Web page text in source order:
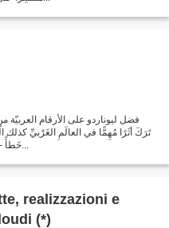
فضل ليوناردو على الأرقام
تَرَكَ أثَرًا مُهِمًّا في العالَمِ الغَرْبيِّ كذلك
realizzazioni e
Idoudi (*)